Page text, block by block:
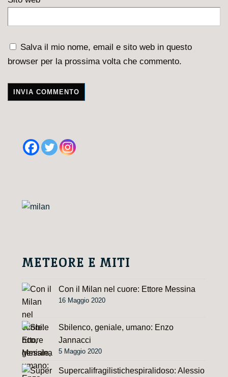
Salva il mio nome, email e sito web in questo
browser per la prossima volta che commento.
METEORE E MITI
Con il Milan nel cuore: Ettore Messina
16 Maggio 2020
Sbilenco, geniale, umano: Enzo
Jannacci
5 Maggio 2020
Supercalifragilistichespiralidoso: Alessio